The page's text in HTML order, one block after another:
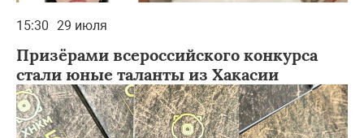
15:30 29 июля
Призёрами всероссийского конкурса
стали юные таланты из Хакасии